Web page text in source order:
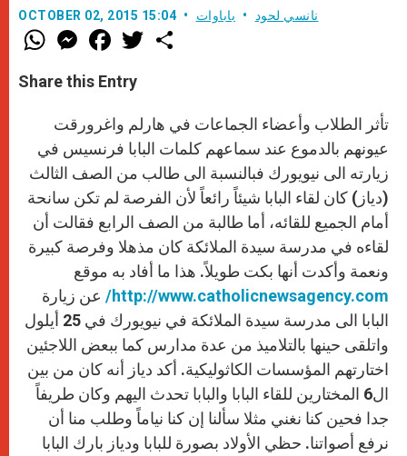
OCTOBER 02, 2015 15:04 نانسي لحود باباوات
W
h
t
s
p
M
e
s
e
e
r
F
a
e
b
o
k
w
r
Share this Entry
تأثر الطلاب وأعضاء الجماعات في هارلم واغرورقت
عيونهم بالدموع عند سماعهم كلمات البابا فرنسيس في
زيارته الى نيويورك فبالنسبة الى طالب من الصف الثالث
(دياز) كان لقاء البابا شيئاً رائعاً لأن الفرصة لم تكن سانحة
أمام الجميع للقائه، أما طالبة من الصف الرابع فقالت أن
لقاءه في مدرسة سيدة الملائكة كان مذهلا وفرصة كبيرة
ونعمة وأكدت أنها بكت طويلاً. هذا ما أفاد به موقع
http://www.catholicnewsagency.com
/ عن زيارة
البابا الى مدرسة سيدة الملائكة في نيويورك في 25 أيلول
واتلقى حينها بالتلاميذ من عدة مدارس كما ببعض اللاجئين
اختارتهم المؤسسات الكاثوليكية. أكد دياز أنه كان من بين
ال6 المختارين للقاء البابا والبابا تحدث اليهم وكان طريفاً
جدا فحين كنا نغني مثلا سألنا إن كنا نياماً وطلب منا أن
نرفع أصواتنا. حظي الأولاد بصورة للبابا ودياز بارك البابا